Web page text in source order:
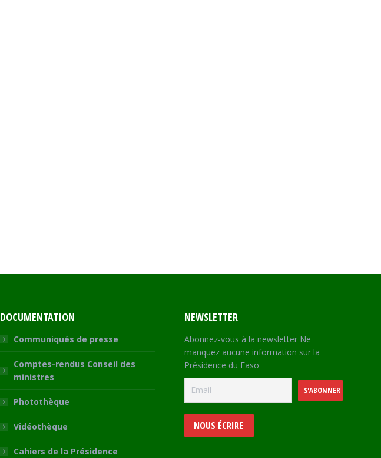
DOCUMENTATION
Communiqués de presse
Comptes-rendus Conseil des
ministres
Photothèque
Vidéothèque
Cahiers de la Présidence
NEWSLETTER
Abonnez-vous à la newsletter Ne
manquez aucune information sur la
Présidence du Faso
NOUS ÉCRIRE